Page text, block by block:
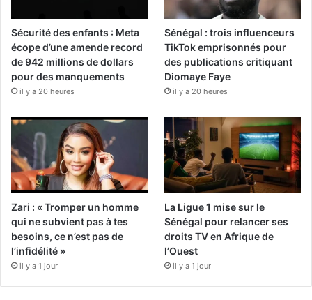
Sécurité des enfants : Meta
écope d’une amende record
de 942 millions de dollars
pour des manquements
il y a 20 heures
Sénégal : trois influenceurs
TikTok emprisonnés pour
des publications critiquant
Diomaye Faye
il y a 20 heures
Zari : « Tromper un homme
qui ne subvient pas à tes
besoins, ce n’est pas de
l’infidélité »
il y a 1 jour
La Ligue 1 mise sur le
Sénégal pour relancer ses
droits TV en Afrique de
l’Ouest
il y a 1 jour